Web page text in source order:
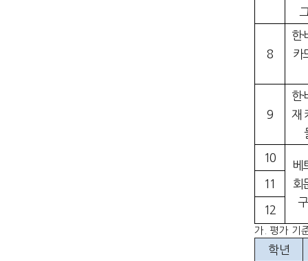
8
한·
카
9
한·
재
10
베
회
11
12
가 평가 기
학년